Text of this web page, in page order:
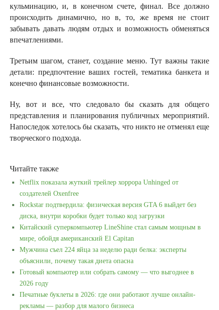
кульминацию, и, в конечном счете, финал. Все должно
происходить динамично, но в, то, же время не стоит
забывать давать людям отдых и возможность обменяться
впечатлениями.
Третьим шагом, станет, создание меню. Тут важны такие
детали: предпочтение ваших гостей, тематика банкета и
конечно финансовые возможности.
Ну, вот и все, что следовало бы сказать для общего
представления и планирования публичных мероприятий.
Напоследок хотелось бы сказать, что никто не отменял еще
творческого подхода.
Читайте также
Netflix показала жуткий трейлер хоррора Unhinged от
создателей Oxenfree
Rockstar подтвердила: физическая версия GTA 6 выйдет без
диска, внутри коробки будет только код загрузки
Китайский суперкомпьютер LineShine стал самым мощным в
мире, обойдя американский El Capitan
Мужчина съел 224 яйца за неделю ради белка: эксперты
объяснили, почему такая диета опасна
Готовый компьютер или собрать самому — что выгоднее в
2026 году
Печатные буклеты в 2026: где они работают лучше онлайн-
рекламы — разбор для малого бизнеса